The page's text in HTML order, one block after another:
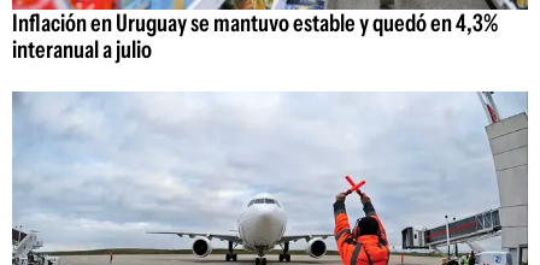
Inflación en Uruguay se mantuvo estable y quedó en 4,3%
interanual a julio